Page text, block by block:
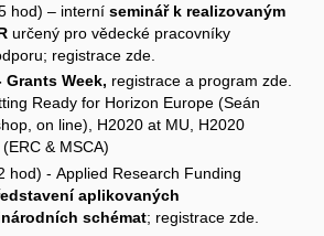
hod) – interní seminář k realizovaným
určený pro vědecké pracovníky
registrace zde.
Grants Week, registrace a program zde.
Ready for Horizon Europe (Seán
on line), H2020 at MU, H2020
& MSCA)
hod) - Applied Research Funding
aplikovaných
schémat; registrace zde.